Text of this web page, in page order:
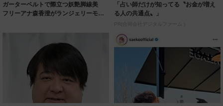
ガーターベルトで際立つ妖艶脚線美
フリーアナ森香澄がランジェリーモデ
「占い師だけが知ってる〝お金が増え
る人の共通点〟」
PR(合同会社デジタルファーム )